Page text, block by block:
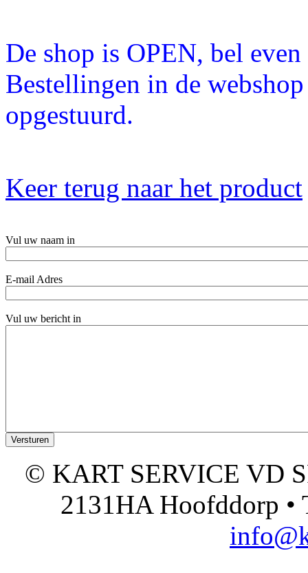
De shop is OPEN, bel
Bestellingen in de
opgestuurd.
Keer terug naar het product
Vul uw naam in
E-mail Adres
Vul uw bericht in
© KART SERVICE VD
2131HA Hoofddorp •